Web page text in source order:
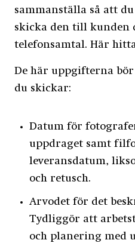
sammanställa så att
skicka den till kunden
telefonsamtal. Här
De här uppgifterna
du skickar:
Datum för
uppdraget samt
leveransdatum,
och retusch.
Arvodet för det
Tydliggör att
och planering med